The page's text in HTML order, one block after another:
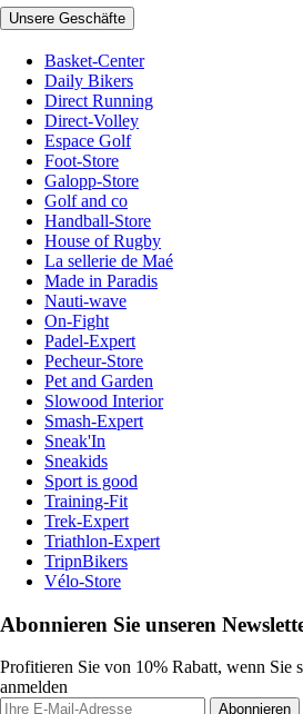
Unsere Geschäfte
Basket-Center
Daily Bikers
Direct Running
Direct-Volley
Espace Golf
Foot-Store
Galopp-Store
Golf and co
Handball-Store
House of Rugby
La sellerie de Maé
Made in Paradis
Nauti-wave
On-Fight
Padel-Expert
Pecheur-Store
Pet and Garden
Slowood Interior
Smash-Expert
Sneak'In
Sneakids
Sport is good
Training-Fit
Trek-Expert
Triathlon-Expert
TripnBikers
Vélo-Store
Abonnieren Sie unseren
Profitieren Sie von 10% Rabatt, wenn Sie
anmelden
Abonnieren